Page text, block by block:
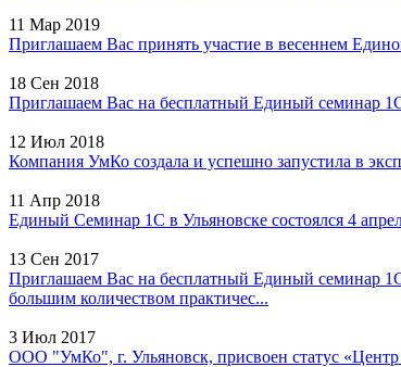
11 Мар 2019
Приглашаем Вас принять участие в весеннем
18 Сен 2018
Приглашаем Вас на бесплатный Единый семинар
12 Июл 2018
Компания УмКо создала и успешно запустила в
11 Апр 2018
Единый Семинар 1С в Ульяновске состоялся 4
13 Сен 2017
Приглашаем Вас на бесплатный Единый семинар
большим количеством практичес...
3 Июл 2017
ООО "УмКо", г. Ульяновск, присвоен статус «Центр